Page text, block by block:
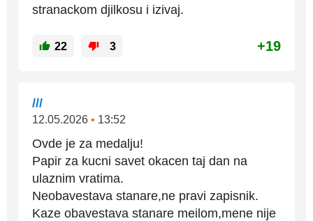
stranackom djilkosu i izivaj.
22 3 +19
///
12.05.2026 • 13:52
Ovde je za medalju!
Papir za kucni savet okacen taj dan na
ulaznim vratima.
Neobavestava stanare,ne pravi zapisnik.
Kaze obavestava stanare meilom,mene nije